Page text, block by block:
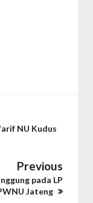
NU Kudus
Previous
pada LP
Jateng